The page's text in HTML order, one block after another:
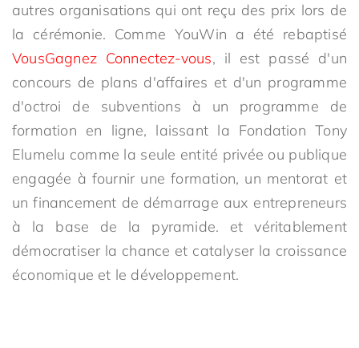
autres organisations qui ont reçu des prix lors de
la cérémonie. Comme YouWin a été rebaptisé
VousGagnez Connectez-vous, il est passé d'un
concours de plans d'affaires et d'un programme
d'octroi de subventions à un programme de
formation en ligne, laissant la Fondation Tony
Elumelu comme la seule entité privée ou publique
engagée à fournir une formation, un mentorat et
un financement de démarrage aux entrepreneurs
à la base de la pyramide. et véritablement
démocratiser la chance et catalyser la croissance
économique et le développement.